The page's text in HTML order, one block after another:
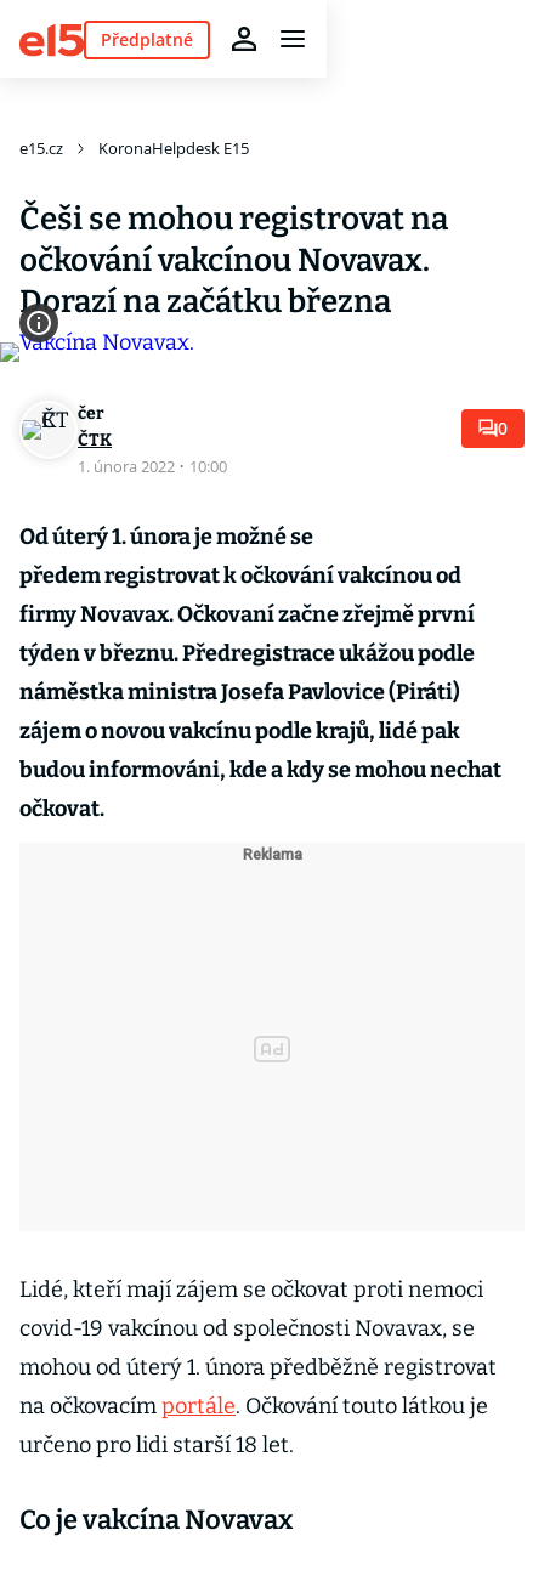
Předplatné
e15.cz KoronaHelpdesk E15
Češi se mohou registrovat na
očkování vakcínou Novavax.
Dorazí na začátku března
čer
ČTK
1. února 2022 · 10:00
0
Od úterý 1. února je možné se
předem registrovat k očkování vakcínou od
firmy Novavax. Očkovaní začne zřejmě první
týden v březnu. Předregistrace ukážou podle
náměstka ministra Josefa Pavlovice (Piráti)
zájem o novou vakcínu podle krajů, lidé pak
budou informováni, kde a kdy se mohou nechat
očkovat.
Lidé, kteří mají zájem se očkovat proti nemoci
covid-19 vakcínou od společnosti Novavax, se
mohou od úterý 1. února předběžně registrovat
na očkovacímportále. Očkování touto látkou je
určeno pro lidi starší 18 let.
Co je vakcína Novavax